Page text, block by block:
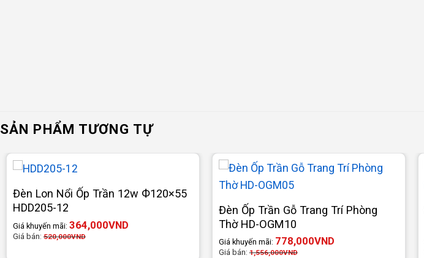
SẢN PHẨM TƯƠNG TỰ
Đèn Lon Nổi Ốp Trần 12w Ф120×55
HDD205-12
Giá khuyến mãi: 364,000VND
Giá bán:520,000VND
Đèn Ốp Trần Gỗ Trang Trí Phòng
Thờ HD-OGM10
Giá khuyến mãi: 778,000VND
Giá bán:1,556,000VND